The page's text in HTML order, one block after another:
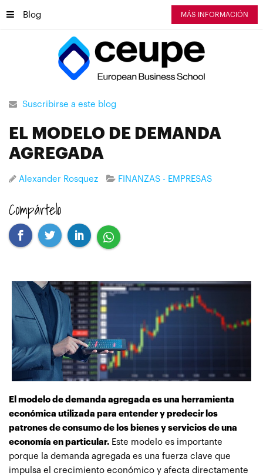
Blog MÁS INFORMACIÓN
Suscribirse a este blog
EL MODELO DE DEMANDA
AGREGADA
Alexander Rosquez FINANZAS - EMPRESAS
Compártelo
El modelo de demanda agregada es una herramienta
económica utilizada para entender y predecir los
patrones de consumo de los bienes y servicios de una
economía en particular. Este modelo es importante
porque la demanda agregada es una fuerza clave que
impulsa el crecimiento económico y afecta directamente